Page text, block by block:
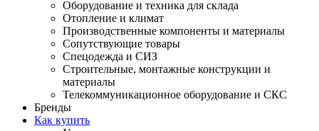
Оборудование и техника для склада
Отопление и климат
Производственные компоненты и материалы
Сопутствующие товары
Спецодежда и СИЗ
Строительные, монтажные конструкции и
материалы
Телекоммуникационное оборудование и СКС
Бренды
Как купить